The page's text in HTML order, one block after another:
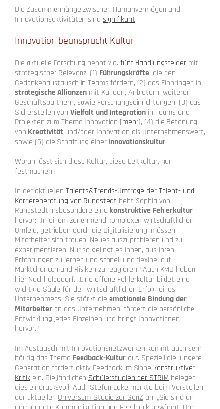
Die Zusammenhänge zwischen Humanvermögen und
Innovationsaktivitäten sind signifikant.
Innovation beansprucht Kultur
Die aktuelle Forschung nennt v.a. fünf Handlungsfelder mit
strategischer Relevanz: (1) Führungskräfte, die den
Gedankenaustausch in Teams fördern, (2) das Einbringen in
strategische Allianzen mit Kunden, Anbietern, weiteren
Geschäftspartnern, sowie Forschungseinrichtungen, (3) das
Sicherstellen von Vielfalt und Integration in Teams und
Projekten zum Thema Innovation [mehr], (4) die Betonung
von Kreativität und/oder Innovation als Unternehmenswert,
sowie (5) die Schaffung einer Innovationskultur.
Woran lässt sich diese Kultur, diese Leitkultur, nun
festmachen?
In der aktuellen Talents&Trends-Umfrage der Talent- und
Karriereberatung von Rundstedt hebt Sophia von
Rundstedt insbesondere eine konstruktive Fehlerkultur
hervor: „In einem zunehmend komplexen wirtschaftlichen
Umfeld, getrieben durch die Digitalisierung, müssen
Mitarbeiter sich trauen, Neues auszuprobieren und zu
experimentieren. Nur so gelingt es ihnen, aus ihren
Erfahrungen zu lernen und schnell und flexibel auf
Marktchancen und Risiken zu reagieren.“ Auch KMU haben
hier Nachholbedarf. „Eine offene Fehlerkultur bildet eine
wichtige Säule für den wirtschaftlichen Erfolg eines
Unternehmens. Sie stärkt die emotionale Bindung der
Mitarbeiter an das Unternehmen, fördert die persönliche
Entwicklung jedes Einzelnen und bringt Innovationen
hervor.“
Im Austausch mit Innovationsnetzwerken kommt auch sehr
häufig das Thema Feedback-Kultur auf. Speziell die jungere
Generation fordert aktiv Feedback im Sinne konstruktiver
Kritik ein. Die jährlichen Schülerstudien der STRIM belegen
dies eindrucksvoll. Auch Stefan Lake merkte beim Vorstellen
der aktuellen Universum-Studie zur GenZ an: „Sie sind an